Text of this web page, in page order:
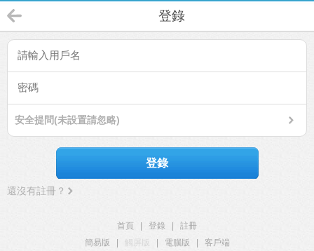
登錄
安全提問(未設置請忽略)
登錄
還沒有註冊？
首頁 登錄
註冊
簡易版
觸屏版 電腦版
客戶端